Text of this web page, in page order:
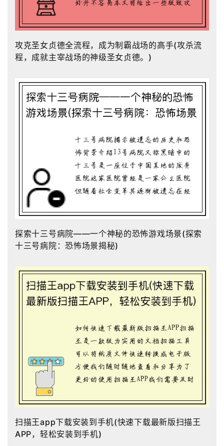
攻克圣女贞德全流程，成为制霸战场的高手(攻杀流
程，成就主宰战场的神级圣女贞德。)
探索十三号病院——一个神秘的恐怖游戏场景(探索
十三号病院：恐怖场景揭秘)
扫描王app下载安装到手机(快速下载最新版扫描王
APP，轻松安装到手机)